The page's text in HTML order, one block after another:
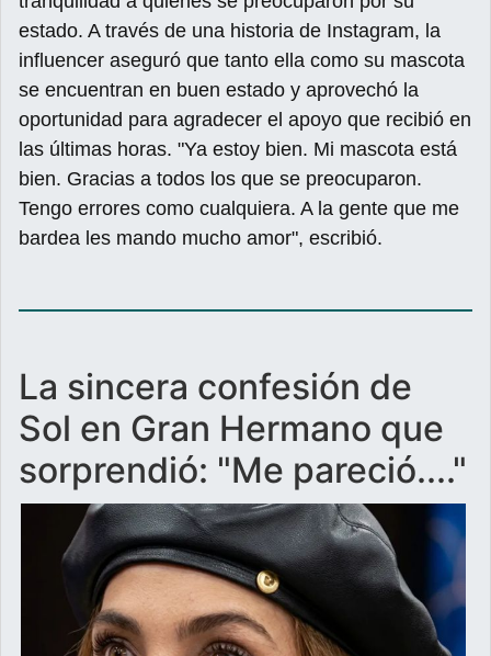
estado. A través de una historia de Instagram, la
influencer aseguró que tanto ella como su mascota
se encuentran en buen estado y aprovechó la
oportunidad para agradecer el apoyo que recibió en
las últimas horas. "Ya estoy bien. Mi mascota está
bien. Gracias a todos los que se preocuparon.
Tengo errores como cualquiera. A la gente que me
bardea les mando mucho amor", escribió.
La sincera confesión de
Sol en Gran Hermano que
sorprendió: "Me pareció...."